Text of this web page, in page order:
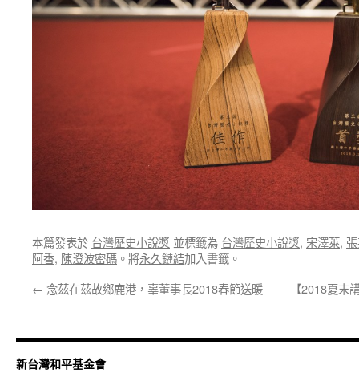
本篇發表於 台灣歷史小說獎 並標籤為 台灣歷史小說獎, 宋澤萊,
阿香, 陳澄波密碼 。將永久鏈結加入書籤。
← 念茲在茲故鄉鹿港，辜董事長2018春節送暖 【2018夏
新台灣和平基金會